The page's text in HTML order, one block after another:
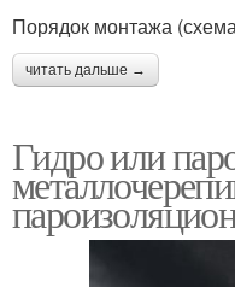
Порядок монтажа
читать дальше →
Гидро или